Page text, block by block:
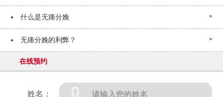
什么是无痛分娩
无痛分娩的利弊？
在线预约
姓名：